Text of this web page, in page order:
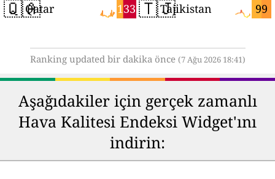
🇶🇦 133
Qatar 🇹🇯 99
Tajikistan
Ranking updated bir dakika önce (7 Ağu 2026 18:41)
Aşağıdakiler için gerçek zamanlı
Hava Kalitesi Endeksi Widget'ını
indirin: